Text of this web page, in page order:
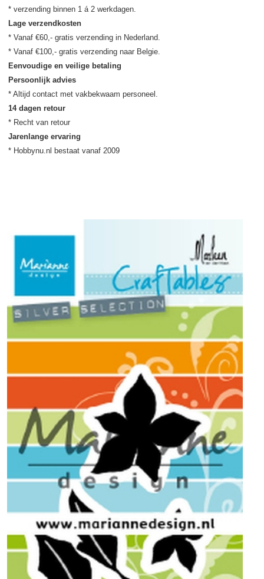
Lage verzendkosten
* Vanaf €60,- gratis verzending in Nederland.
Eenvoudige en veilige betaling
Persoonlijk advies
14 dagen retour
Jarenlange ervaring
* Hobbynu.nl bestaat vanaf 2009